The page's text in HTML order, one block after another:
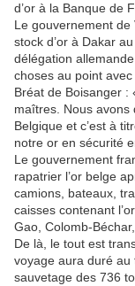
d’or à la Banque de
Le gouvernement
stock d’or à Dakar
délégation
choses au point
Bréat de Boisanger :
maîtres. Nous avons
Belgique et c’est à
notre or en sécurité
Le gouvernement
rapatrier l’or belge
camions, bateaux,
caisses contenant
Gao, Colomb-
De là, le tout est
voyage aura duré au
sauvetage des 736